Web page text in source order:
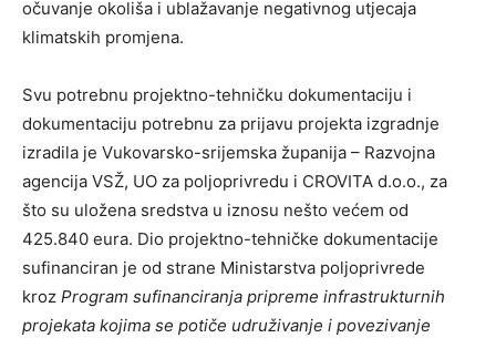
očuvanje okoliša i ublažavanje negativnog utjecaja
klimatskih promjena.
Svu potrebnu projektno-tehničku dokumentaciju i
dokumentaciju potrebnu za prijavu projekta izgradnje
izradila je Vukovarsko-srijemska županija – Razvojna
agencija VSŽ, UO za poljoprivredu i CROVITA d.o.o., za
što su uložena sredstva u iznosu nešto većem od
425.840 eura. Dio projektno-tehničke dokumentacije
sufinanciran je od strane Ministarstva poljoprivrede
kroz Program sufinanciranja pripreme infrastrukturnih
projekata kojima se potiče udruživanje i povezivanje